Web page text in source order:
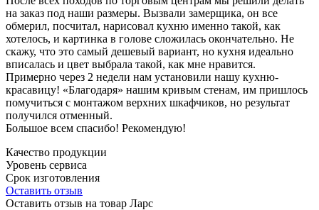
на заказ под наши размеры. Вызвали замерщика, он все
обмерил, посчитал, нарисовал кухню именно такой, как
хотелось, и картинка в голове сложилась окончательно. Не
скажу, что это самый дешевый вариант, но кухня идеально
вписалась и цвет выбрала такой, как мне нравится.
Примерно через 2 недели нам установили нашу кухню-
красавицу! «Благодаря» нашим кривым стенам, им пришлось
помучиться с монтажом верхних шкафчиков, но результат
получился отменный.
Большое всем спасибо! Рекомендую!
Качество продукции
Уровень сервиса
Срок изготовления
Оставить отзыв
Оставить отзыв на товар Ларс